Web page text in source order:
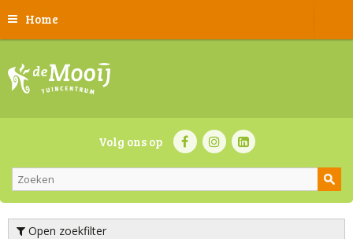
Home
Volg ons op
Open zoekfilter